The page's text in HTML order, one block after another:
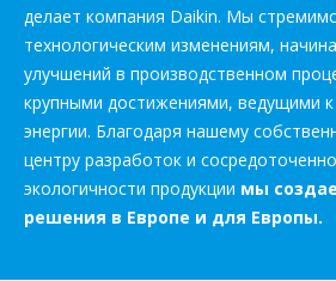
делает компания Daikin. Мы
технологическим изменениям,
улучшений в производственном
крупными достижениями, ведущими
энергии. Благодаря нашему
центру разработок и
экологичности продукции мы
решения в Европе и для Европы.